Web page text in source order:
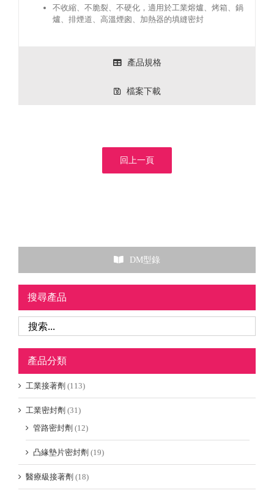
不收縮、不脆裂、不硬化，適用於工業熔爐、烤箱、鍋
爐、排煙道、高溫煙囪、加熱器的填縫密封
產品規格
檔案下載
回上一頁
DM型錄
搜尋產品
產品分類
工業接著劑 (113)
工業密封劑 (31)
管路密封劑 (12)
凸緣墊片密封劑 (19)
醫療級接著劑 (18)